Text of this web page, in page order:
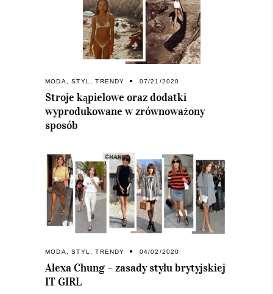
MODA ,STYL ,TRENDY 07/21/2020
Stroje kąpielowe oraz dodatki
wyprodukowane w zrównoważony
sposób
MODA ,STYL ,TRENDY 04/02/2020
Alexa Chung – zasady stylu brytyjskiej
IT GIRL